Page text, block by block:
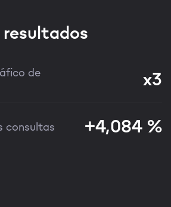
de
x3
consultas +4,084 %